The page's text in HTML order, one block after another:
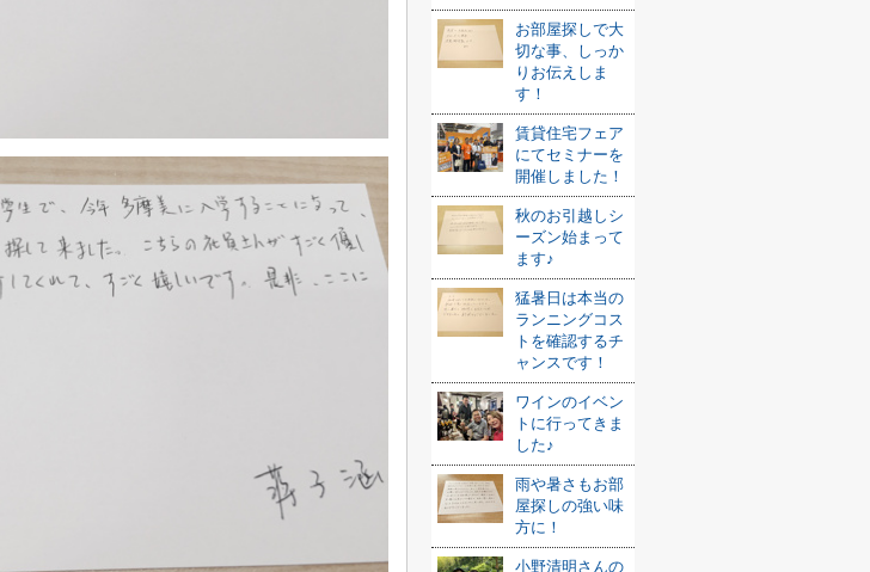
お部屋探しで大
切な事、しっか
りお伝えしま
す！
賃貸住宅フェア
にてセミナーを
開催しました！
秋のお引越しシ
ーズン始まって
ます♪
猛暑日は本当の
ランニングコス
トを確認するチ
ャンスです！
ワインのイベン
トに行ってきま
した♪
雨や暑さもお部
屋探しの強い味
方に！
小野清明さんの